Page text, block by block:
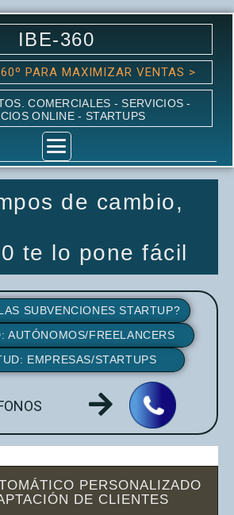
IBE-360
PARA MAXIMIZAR VENTAS >
COMERCIALES - SERVICIOS -
ONLINE - STARTUPS
de cambio,
te lo pone fácil
SUBVENCIONES STARTUP?
AUTÓNOMOS/FREELANCERS
EMPRESAS/STARTUPS
PERSONALIZADO
DE CLIENTES